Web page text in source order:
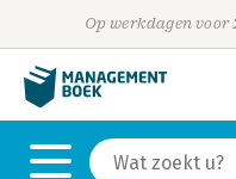
Op werkdagen voor